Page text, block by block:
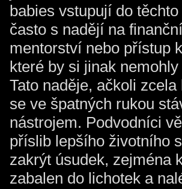
babies vstupují do
často s nadějí na
mentorství nebo přístup
které by si jinak nemohly
Tato naděje, ačkoli zcela
se ve špatných rukou
nástrojem. Podvodníci
příslib lepšího životního
zakrýt úsudek, zejména
zabalen do lichotek a